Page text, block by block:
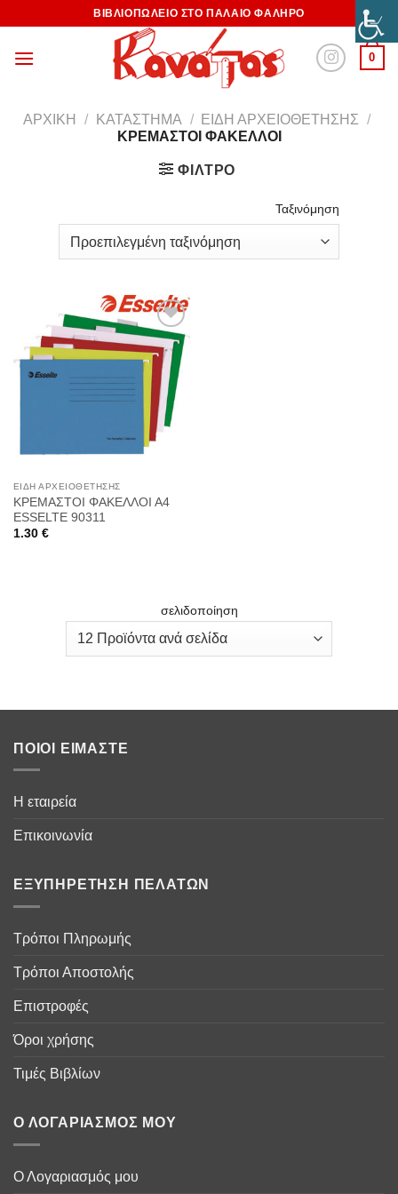
ΒΙΒΛΙΟΠΩΛΕΙΟ ΣΤΟ ΠΑΛΑΙΟ ΦΑΛΗΡΟ
0
ΑΡΧΙΚΉ / ΚΑΤΆΣΤΗΜΑ / ΕΊΔΗ ΑΡΧΕΙΟΘΈΤΗΣΗΣ /
ΚΡΕΜΑΣΤΟΊ ΦΆΚΕΛΛΟΙ
ΦΊΛΤΡΟ
Ταξινόμηση
Προσθήκη
στη
Wishlist
ΕΊΔΗ ΑΡΧΕΙΟΘΈΤΗΣΗΣ
ΚΡΕΜΑΣΤΟΙ ΦΑΚΕΛΛΟΙ Α4
ESSELTE 90311
1.30 €
σελιδοποίηση
ΠΟΙΟΙ ΕΊΜΑΣΤΕ
Η εταιρεία
Επικοινωνία
ΕΞΥΠΗΡΈΤΗΣΗ ΠΕΛΑΤΏΝ
Τρόποι Πληρωμής
Τρόποι Αποστολής
Επιστροφές
Όροι χρήσης
Τιμές Βιβλίων
Ο ΛΟΓΑΡΙΑΣΜΌΣ ΜΟΥ
Ο Λογαριασμός μου